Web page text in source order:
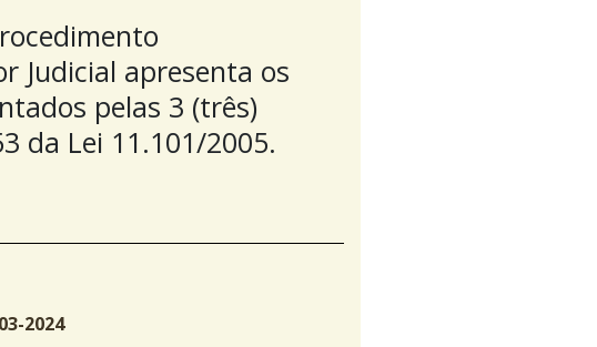
Judicial apresenta os
pelas 3 (três)
da Lei 11.101/2005.
2024